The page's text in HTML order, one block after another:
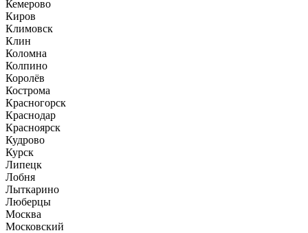
Кемерово
Киров
Климовск
Клин
Коломна
Колпино
Королёв
Кострома
Красногорск
Краснодар
Красноярск
Кудрово
Курск
Липецк
Лобня
Лыткарино
Люберцы
Москва
Московский